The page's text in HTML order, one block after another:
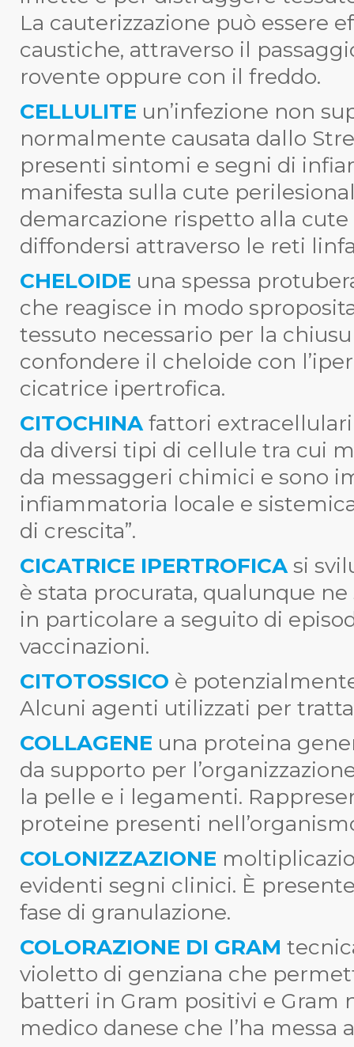
La cauterizzazione può essere
caustiche, attraverso il
rovente oppure con il freddo.
CELLULITE un’infezione non
normalmente causata dallo
presenti sintomi e segni di
manifesta sulla cute
demarcazione rispetto alla cute
diffondersi attraverso le reti
CHELOIDE una spessa
che reagisce in modo
tessuto necessario per la
confondere il cheloide con
cicatrice ipertrofica.
CITOCHINAfattori
da diversi tipi di cellule tra cui
da messaggeri chimici e sono
infiammatoria locale e
di crescita”.
CICATRICE IPERTROFICAsi
è stata procurata, qualunque ne
in particolare a seguito di
vaccinazioni.
CITOTOSSICO è
Alcuni agenti utilizzati per
COLLAGENE una proteina
da supporto per
la pelle e i legamenti.
proteine presenti
COLONIZZAZIONE
evidenti segni clinici. È
fase di granulazione.
COLORAZIONE DI GRAM
violetto di genziana che
batteri in Gram positivi e Gram
medico danese che l’ha messa